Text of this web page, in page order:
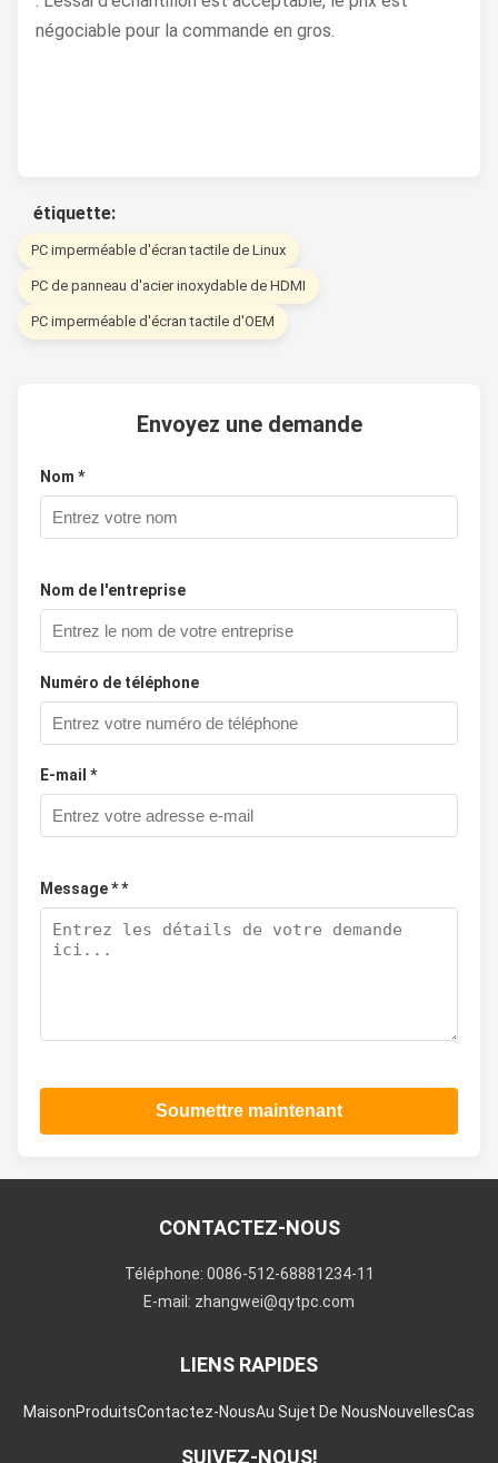
négociable pour la commande en gros.
étiquette:
PC imperméable d'écran tactile de Linux
PC de panneau d'acier inoxydable de HDMI
PC imperméable d'écran tactile d'OEM
Envoyez une demande
Nom *
Nom de l'entreprise
Numéro de téléphone
E-mail *
Message * *
Soumettre maintenant
CONTACTEZ-NOUS
Téléphone: 0086-512-68881234-11
E-mail: zhangwei@qytpc.com
LIENS RAPIDES
MaisonProduitsContactez-NousAu Sujet De NousNouvellesCas
SUIVEZ-NOUS!